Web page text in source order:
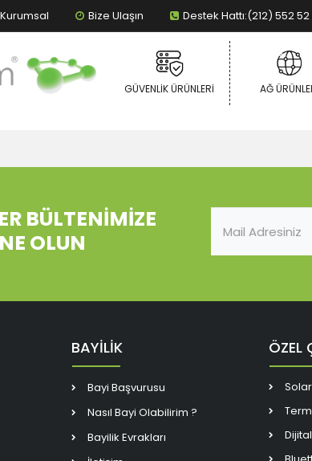
Kurumsal Bize Ulaşın Destek Hattı:(212) 552
GÜVENLIK ÜRÜNLERI AĞ
BÜLTENİMİZE
OLUN
BAYİLİK
Bayi Başvurusu
Nasıl Bayi Olabilirim ?
Bayilik Evrakları
ÖZEL